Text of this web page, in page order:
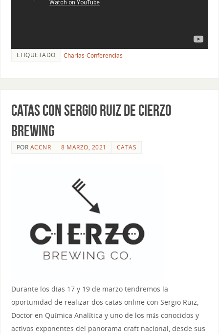
ETIQUETADO Charlas-Conferencias
CATAS CON SERGIO RUIZ DE CIERZO
BREWING
POR ACCNR 8 MARZO, 2021 CATAS
Durante los días 17 y 19 de marzo tendremos la
oportunidad de realizar dos catas online con Sergio Ruiz,
Doctor en Química Analítica y uno de los más conocidos y
activos exponentes del panorama craft nacional, desde sus